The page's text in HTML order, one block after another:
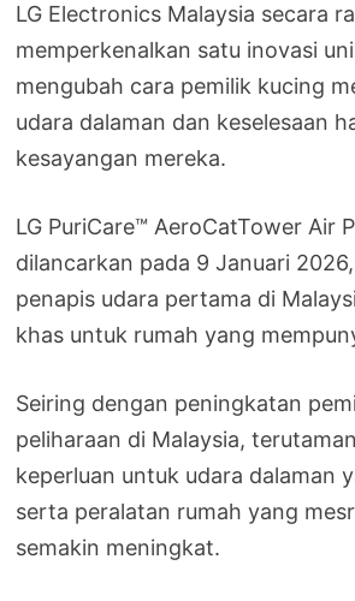
LG Electronics Malaysia secara
memperkenalkan satu inovasi
mengubah cara pemilik kucing
udara dalaman dan keselesaan
kesayangan mereka.
LG PuriCare™ AeroCatTower Air
dilancarkan pada 9 Januari
penapis udara pertama di
khas untuk rumah yang
Seiring dengan peningkatan
peliharaan di Malaysia,
keperluan untuk udara dalaman
serta peralatan rumah yang
semakin meningkat.